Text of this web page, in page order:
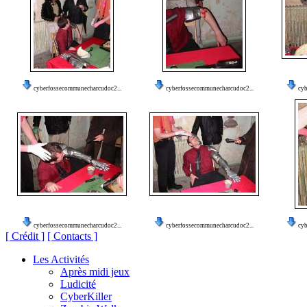
cyberfossecommunecharcudoc2... cyberfossecommunecharcudoc2...
cyberfossecommunecharcudoc2... cyberfossecommunecharcudoc2...
[ Crédit ] [ Contacts ]
Les Activités
Après midi jeux
Ludicité
CyberKiller